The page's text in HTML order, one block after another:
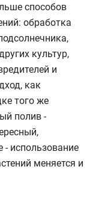
способов
обработка
культур,
и
как
того же
полив -
- использование
меняется и